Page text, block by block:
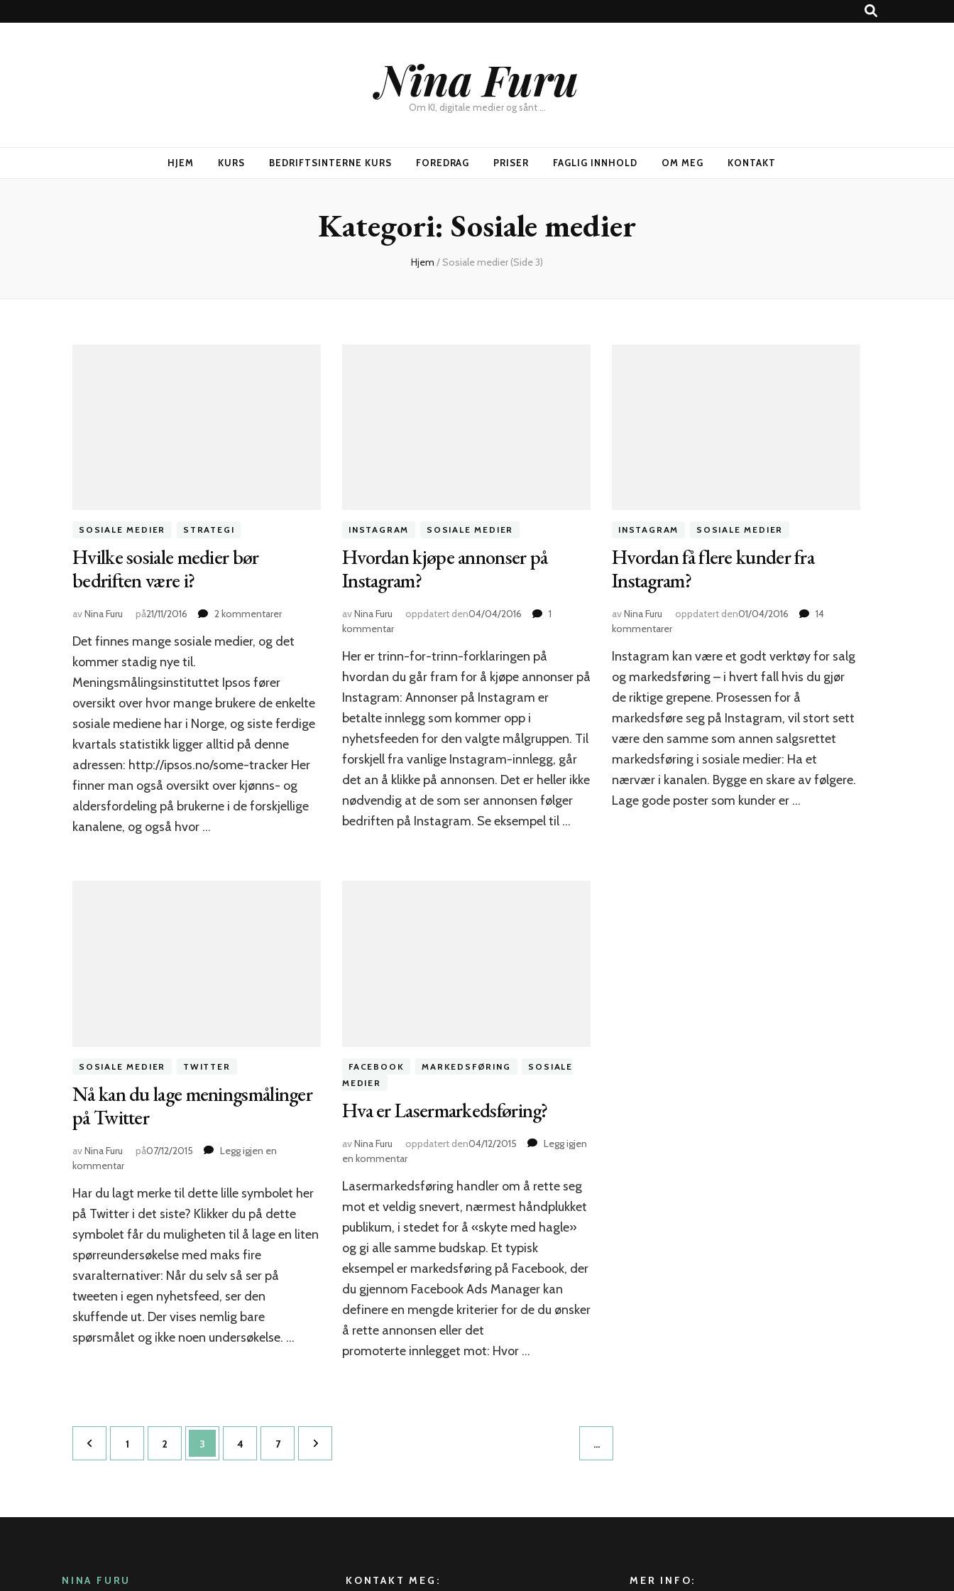
Nina Furu
Om KI, digitale medier og sånt …
HJEM KURS BEDRIFTSINTERNE KURS FOREDRAG PRISER FAGLIG INNHOLD OM MEG KONTAKT
Kategori: Sosiale medier
Hjem / Sosiale medier (Side 3)
SOSIALE MEDIER STRATEGI
Hvilke sosiale medier bør
bedriften være i?
avNina Furu på21/11/2016 2 kommentarertil
sosiale
være
Det finnes mange sosiale medier, og det
kommer stadig nye til.
Meningsmålingsinstituttet Ipsos fører
oversikt over hvor mange brukere de enkelte
sosiale mediene har i Norge, og siste ferdige
kvartals statistikk ligger alltid på denne
adressen: http://ipsos.no/some-tracker Her
finner man også oversikt over kjønns- og
aldersfordeling på brukerne i de forskjellige
kanalene, og også hvor …
INSTAGRAM SOSIALE MEDIER
Hvordan kjøpe annonser på
Instagram?
avNina Furu oppdatert den04/04/2016
1
kommentartil
kjøpe
annonser
Instagram?
Her er trinn-for-trinn-forklaringen på
hvordan du går fram for å kjøpe annonser på
Instagram: Annonser på Instagram er
betalte innlegg som kommer opp i
nyhetsfeeden for den valgte målgruppen. Til
forskjell fra vanlige Instagram-innlegg, går
det an å klikke på annonsen. Det er heller ikke
nødvendig at de som ser annonsen følger
bedriften på Instagram. Se eksempel til …
INSTAGRAM SOSIALE MEDIER
Hvordan få flere kunder fra
Instagram?
avNina Furu oppdatert den01/04/2016
14
kommentarertil
få
flere
fra
Instagram?
Instagram kan være et godt verktøy for salg
og markedsføring – i hvert fall hvis du gjør
de riktige grepene. Prosessen for å
markedsføre seg på Instagram, vil stort sett
være den samme som annen salgsrettet
markedsføring i sosiale medier: Ha et
nærvær i kanalen. Bygge en skare av følgere.
Lage gode poster som kunder er …
SOSIALE MEDIER TWITTER
Nå kan du lage meningsmålinger
på Twitter
avNina Furu på07/12/2015
Legg igjen en
kommentartil
kan
du
meningsmålinger
på
Twitter
Har du lagt merke til dette lille symbolet her
på Twitter i det siste? Klikker du på dette
symbolet får du muligheten til å lage en liten
spørreundersøkelse med maks fire
svaralternativer: Når du selv så ser på
tweeten i egen nyhetsfeed, ser den
skuffende ut. Der vises nemlig bare
spørsmålet og ikke noen undersøkelse. …
FACEBOOK MARKEDSFØRING
SOSIALE
MEDIER
Hva er Lasermarkedsføring?
avNina Furu oppdatert den04/12/2015
Legg igjen
en kommentartil
er
Lasermarkedsføring?
Lasermarkedsføring handler om å rette seg
mot et veldig snevert, nærmest håndplukket
publikum, i stedet for å «skyte med hagle»
og gi alle samme budskap. Et typisk
eksempel er markedsføring på Facebook, der
du gjennom Facebook Ads Manager kan
definere en mengde kriterier for de du ønsker
å rette annonsen eller det
promoterte innlegget mot: Hvor …
Sidepaginering
Side
1 Side
2 Side
3 Side
4 …
Side
7
NINA FURU KONTAKT MEG: MER INFO: